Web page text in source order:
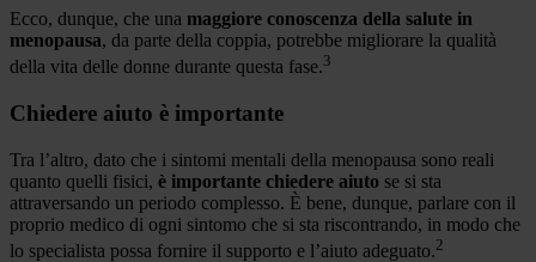
Ecco, dunque, che una maggiore conoscenza della salute in
menopausa, da parte della coppia, potrebbe migliorare la qualità
della vita delle donne durante questa fase.3
Chiedere aiuto è importante
Tra l’altro, dato che i sintomi mentali della menopausa sono reali
quanto quelli fisici, è importante chiedere aiuto se si sta
attraversando un periodo complesso. È bene, dunque, parlare con il
proprio medico di ogni sintomo che si sta riscontrando, in modo che
lo specialista possa fornire il supporto e l’aiuto adeguato.2